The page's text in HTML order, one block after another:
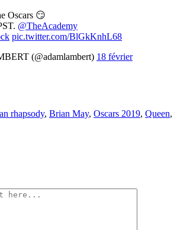
Oscars 😏
@TheAcademy
pic.twitter.com/BlGkKnhL68
(@adamlambert) 18 février
rhapsody, Brian May, Oscars 2019, Queen,